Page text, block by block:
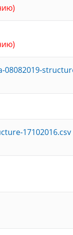
08082019-
17102016.csv